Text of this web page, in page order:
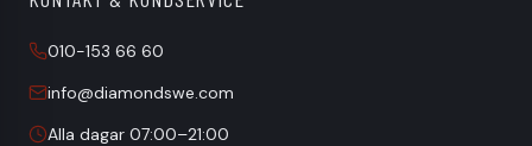
010-153 66 60
info@diamondswe.com
Alla dagar 07:00–21:00